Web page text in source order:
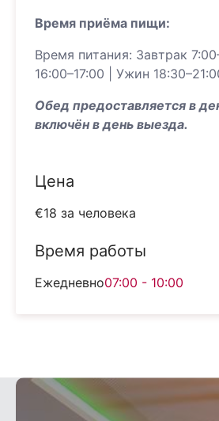
Время приёма пищи:
Время питания: Завтрак
16:00–17:00 | Ужин
Обед предоставляется в
включён в день выезда.
Цена
€18 за человека
Время работы
Ежедневно07:00 - 10:00